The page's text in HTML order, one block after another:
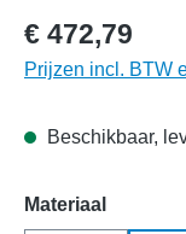
€ 472,79
Prijzen incl. BTW
Beschikbaar,
Selecteer
Materiaal